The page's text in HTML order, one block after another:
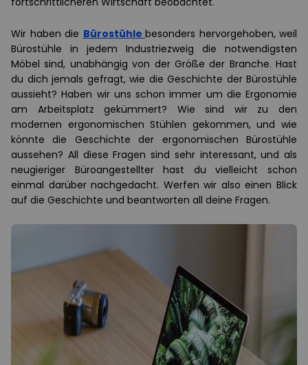
Wir haben die Bürostühle besonders hervorgehoben, weil
Bürostühle in jedem Industriezweig die notwendigsten
Möbel sind, unabhängig von der Größe der Branche. Hast
du dich jemals gefragt, wie die Geschichte der Bürostühle
aussieht? Haben wir uns schon immer um die Ergonomie
am Arbeitsplatz gekümmert? Wie sind wir zu den
modernen ergonomischen Stühlen gekommen, und wie
könnte die Geschichte der ergonomischen Bürostühle
aussehen? All diese Fragen sind sehr interessant, und als
neugieriger Büroangestellter hast du vielleicht schon
einmal darüber nachgedacht. Werfen wir also einen Blick
auf die Geschichte und beantworten all deine Fragen.